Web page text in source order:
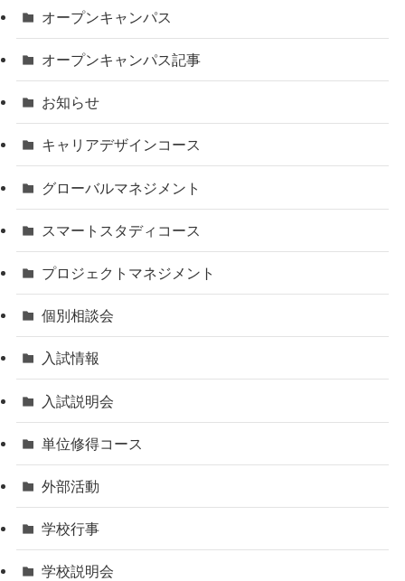
オープンキャンパス
オープンキャンパス記事
お知らせ
キャリアデザインコース
グローバルマネジメント
スマートスタディコース
プロジェクトマネジメント
個別相談会
入試情報
入試説明会
単位修得コース
外部活動
学校行事
学校説明会